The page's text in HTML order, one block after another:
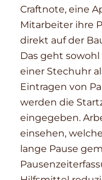
Craftnote, eine
Mitarbeiter ihre
direkt auf der
Das geht
einer Stechuhr
Eintragen von
werden die
eingegeben.
einsehen,
lange Pause